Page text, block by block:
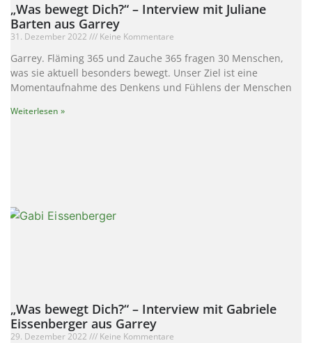
„Was bewegt Dich?“ – Interview mit Juliane
Barten aus Garrey
31. Dezember 2022 Keine Kommentare
Garrey. Fläming 365 und Zauche 365 fragen 30 Menschen,
was sie aktuell besonders bewegt. Unser Ziel ist eine
Momentaufnahme des Denkens und Fühlens der Menschen
Weiterlesen »
„Was bewegt Dich?“ – Interview mit Gabriele
Eissenberger aus Garrey
29. Dezember 2022 Keine Kommentare